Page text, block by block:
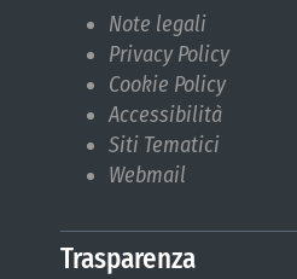
Note legali
Privacy Policy
Cookie Policy
Accessibilità
Siti Tematici
Webmail
Trasparenza